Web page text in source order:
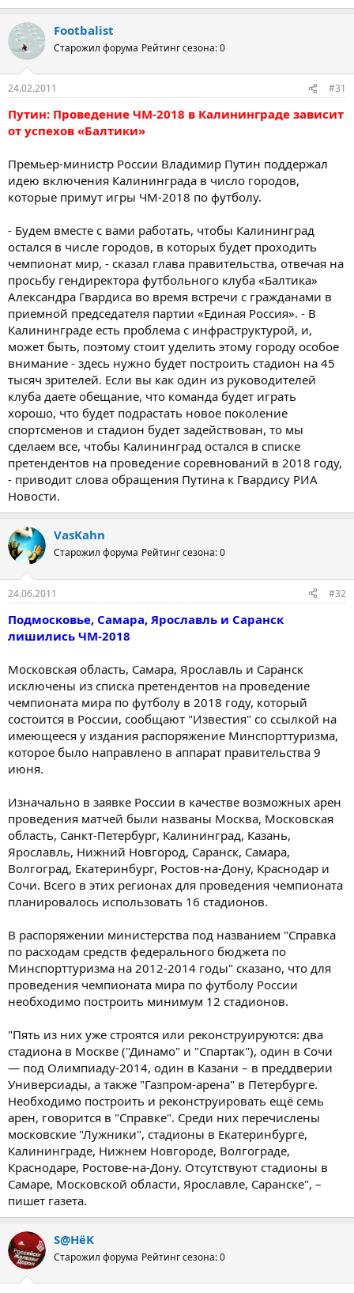
Footbalist
Старожил форума Рейтинг сезона: 0
24.02.2011 #31
Путин: Проведение ЧМ-2018 в Калининграде зависит
от успехов «Балтики»
Премьер-министр России Владимир Путин поддержал
идею включения Калининграда в число городов,
которые примут игры ЧМ-2018 по футболу.
- Будем вместе с вами работать, чтобы Калининград
остался в числе городов, в которых будет проходить
чемпионат мир, - сказал глава правительства, отвечая на
просьбу гендиректора футбольного клуба «Балтика»
Александра Гвардиса во время встречи с гражданами в
приемной председателя партии «Единая Россия». - В
Калининграде есть проблема с инфраструктурой, и,
может быть, поэтому стоит уделить этому городу особое
внимание - здесь нужно будет построить стадион на 45
тысяч зрителей. Если вы как один из руководителей
клуба даете обещание, что команда будет играть
хорошо, что будет подрастать новое поколение
спортсменов и стадион будет задействован, то мы
сделаем все, чтобы Калининград остался в списке
претендентов на проведение соревнований в 2018 году,
- приводит слова обращения Путина к Гвардису РИА
Новости.
VasKahn
Старожил форума Рейтинг сезона: 0
24.06.2011 #32
Подмосковье, Самара, Ярославль и Саранск
лишились ЧМ-2018
Московская область, Самара, Ярославль и Саранск
исключены из списка претендентов на проведение
чемпионата мира по футболу в 2018 году, который
состоится в России, сообщают "Известия" со ссылкой на
имеющееся у издания распоряжение Минспорттуризма,
которое было направлено в аппарат правительства 9
июня.
Изначально в заявке России в качестве возможных арен
проведения матчей были названы Москва, Московская
область, Санкт-Петербург, Калининград, Казань,
Ярославль, Нижний Новгород, Саранск, Самара,
Волгоград, Екатеринбург, Ростов-на-Дону, Краснодар и
Сочи. Всего в этих регионах для проведения чемпионата
планировалось использовать 16 стадионов.
В распоряжении министерства под названием "Справка
по расходам средств федерального бюджета по
Минспорттуризма на 2012-2014 годы" сказано, что для
проведения чемпионата мира по футболу России
необходимо построить минимум 12 стадионов.
"Пять из них уже строятся или реконструируются: два
стадиона в Москве ("Динамо" и "Спартак"), один в Сочи
— под Олимпиаду-2014, один в Казани – в преддверии
Универсиады, а также "Газпром-арена" в Петербурге.
Необходимо построить и реконструировать ещё семь
арен, говорится в "Справке". Среди них перечислены
московские "Лужники", стадионы в Екатеринбурге,
Калининграде, Нижнем Новгороде, Волгограде,
Краснодаре, Ростове-на-Дону. Отсутствуют стадионы в
Самаре, Московской области, Ярославле, Саранске", –
пишет газета.
S@HёK
Старожил форума Рейтинг сезона: 0